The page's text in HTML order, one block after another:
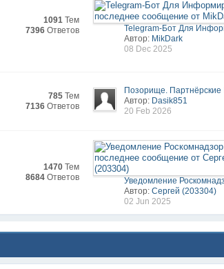
1091 Тем
7396 Ответов
Telegram-Бот Для
Автор: MikDark
08 Dec 2025
785 Тем
7136 Ответов
Позорище.
Автор: Dasik851
20 Feb 2026
1470 Тем
8684 Ответов
Уведомление
Автор:Сергей (203304)
02 Jun 2025